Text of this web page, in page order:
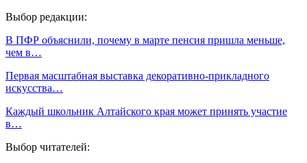
Выбор редакции:
В ПФР объяснили, почему в марте пенсия пришла меньше,
чем в…
Первая масштабная выставка декоративно-прикладного
искусства…
Каждый школьник Алтайского края может принять участие
в…
Выбор читателей: